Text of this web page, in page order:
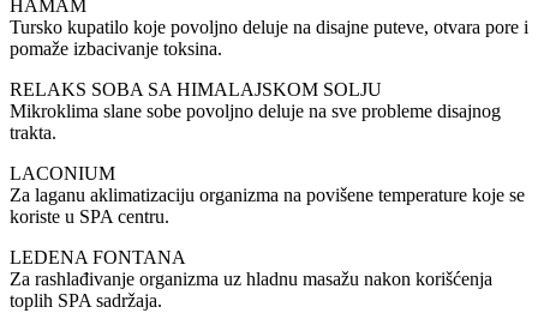
HAMAM
Tursko kupatilo koje povoljno deluje na disajne puteve, otvara pore i
pomaže izbacivanje toksina.
RELAKS SOBA SA HIMALAJSKOM SOLJU
Mikroklima slane sobe povoljno deluje na sve probleme disajnog
trakta.
LACONIUM
Za laganu aklimatizaciju organizma na povišene temperature koje se
koriste u SPA centru.
LEDENA FONTANA
Za rashlađivanje organizma uz hladnu masažu nakon korišćenja
toplih SPA sadržaja.